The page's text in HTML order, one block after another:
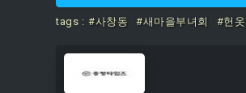
tags : #사창동 #새마을부녀회 #헌옷